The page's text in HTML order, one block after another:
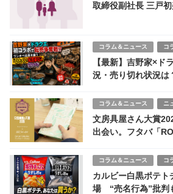
取締役副社長 三戸
コラム＆ニュース コ
【最新】吉野家×ド
況・売り切れ状況は
コラム＆ニュース ニ
文房具屋さん大賞
出会い。フタバ「
コラム＆ニュース コ
カルビー白黒ポテト
場 “売名行為”批判